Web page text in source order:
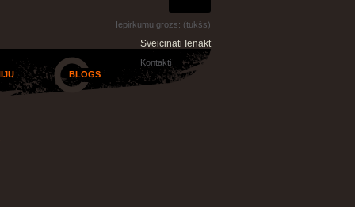
Iepirkumu grozs: (tukšs)
Sveicināti Ienākt
BLOGS
Kontakti